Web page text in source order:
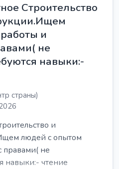
Строительство
и
не
навыки:-
страны)
и
людей с опытом
правами( не
навыки:- чтение